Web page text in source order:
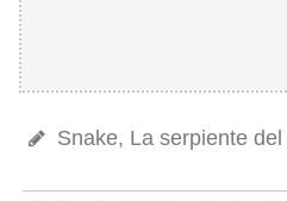
Snake, La serpiente